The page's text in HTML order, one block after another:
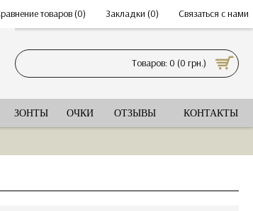
Сравнение товаров (0) Закладки (0) Связаться с нами
Товаров: 0 (0 грн.)
ЗОНТЫ ОЧКИ ОТЗЫВЫ КОНТАКТЫ